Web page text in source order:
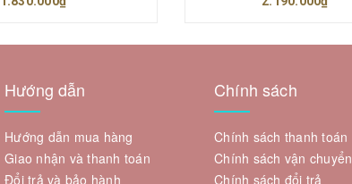
Hướng dẫn
Hướng dẫn mua hàng
Giao nhận và thanh toán
Đổi trả và bảo hành
Chính sách
Chính sách thanh toán
Chính sách vận chuyển
Chính sách đổi trả